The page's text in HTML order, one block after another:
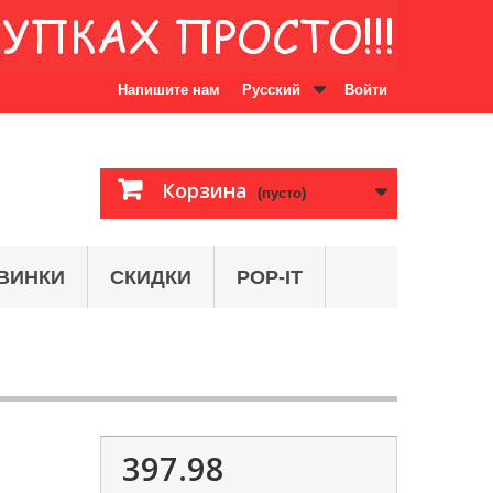
Войти
Русский
Напишите нам
Корзина (пусто)
СКИДКИ POP-IT
397.98